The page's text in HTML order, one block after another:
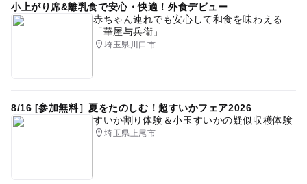
小上がり席&離乳食で安心・快適！外食デビュー
赤ちゃん連れでも安心して和食を味わえる
「華屋与兵衛」
埼玉県川口市
8/16 [参加無料］夏をたのしむ！超すいかフェア2026
すいか割り体験＆小玉すいかの疑似収穫体験
埼玉県上尾市